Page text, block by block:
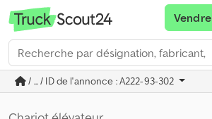
Vendre
/ ... / ID de l'annonce : A222-93-302